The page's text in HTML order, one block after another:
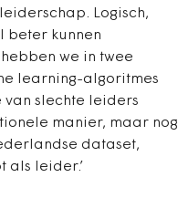
Logisch,
beter kunnen
we in twee
learning-algoritmes
van slechte leiders
manier, maar nog
dataset,
als leider.’